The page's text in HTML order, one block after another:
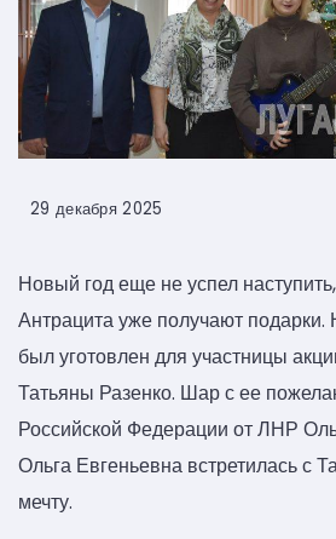
29 декабря 2025
Новый год еще не успел
Антрацита уже получают
был уготовлен для участницы
Татьяны Разенко. Шар с ее
Российской Федерации от ЛНР
Ольга Евгеньевна встретилась с
мечту.